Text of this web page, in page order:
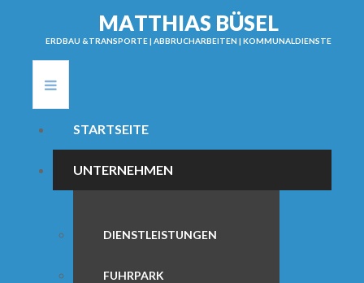
MATTHIAS BÜSEL
ERDBAU &TRANSPORTE | ABBRUCHARBEITEN | KOMMUNALDIENSTE
STARTSEITE
UNTERNEHMEN
DIENSTLEISTUNGEN
FUHRPARK